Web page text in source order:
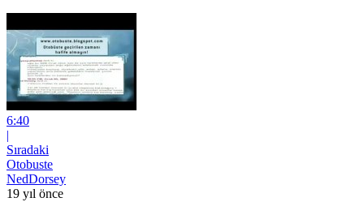
6:40
|
Sıradaki
Otobuste
NedDorsey
19 yıl önce